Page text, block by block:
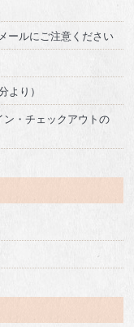
ールにご注意ください
より）
ン・チェックアウトの